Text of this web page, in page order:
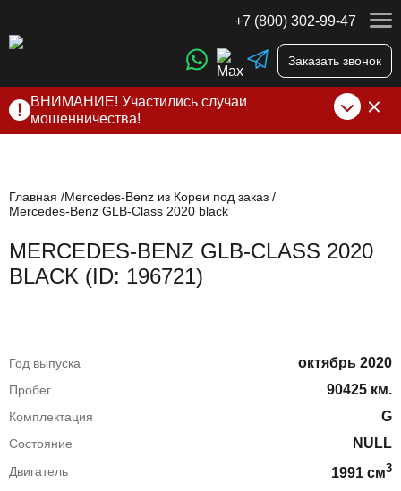
+7 (800) 302-99-47
Заказать звонок
ВНИМАНИЕ! Участились случаи
мошенничества!
нами по официальнымконтактам, указанным в соц сетях
и на сайте
Главная
Mercedes-Benz из Кореи под заказ
Mercedes-Benz GLB-Class 2020 black
MERCEDES-BENZ GLB-CLASS 2020
BLACK (ID: 196721)
Год выпуска октябрь 2020
Пробег 90425 км.
Комплектация G
Состояние NULL
Двигатель 1991 cм3